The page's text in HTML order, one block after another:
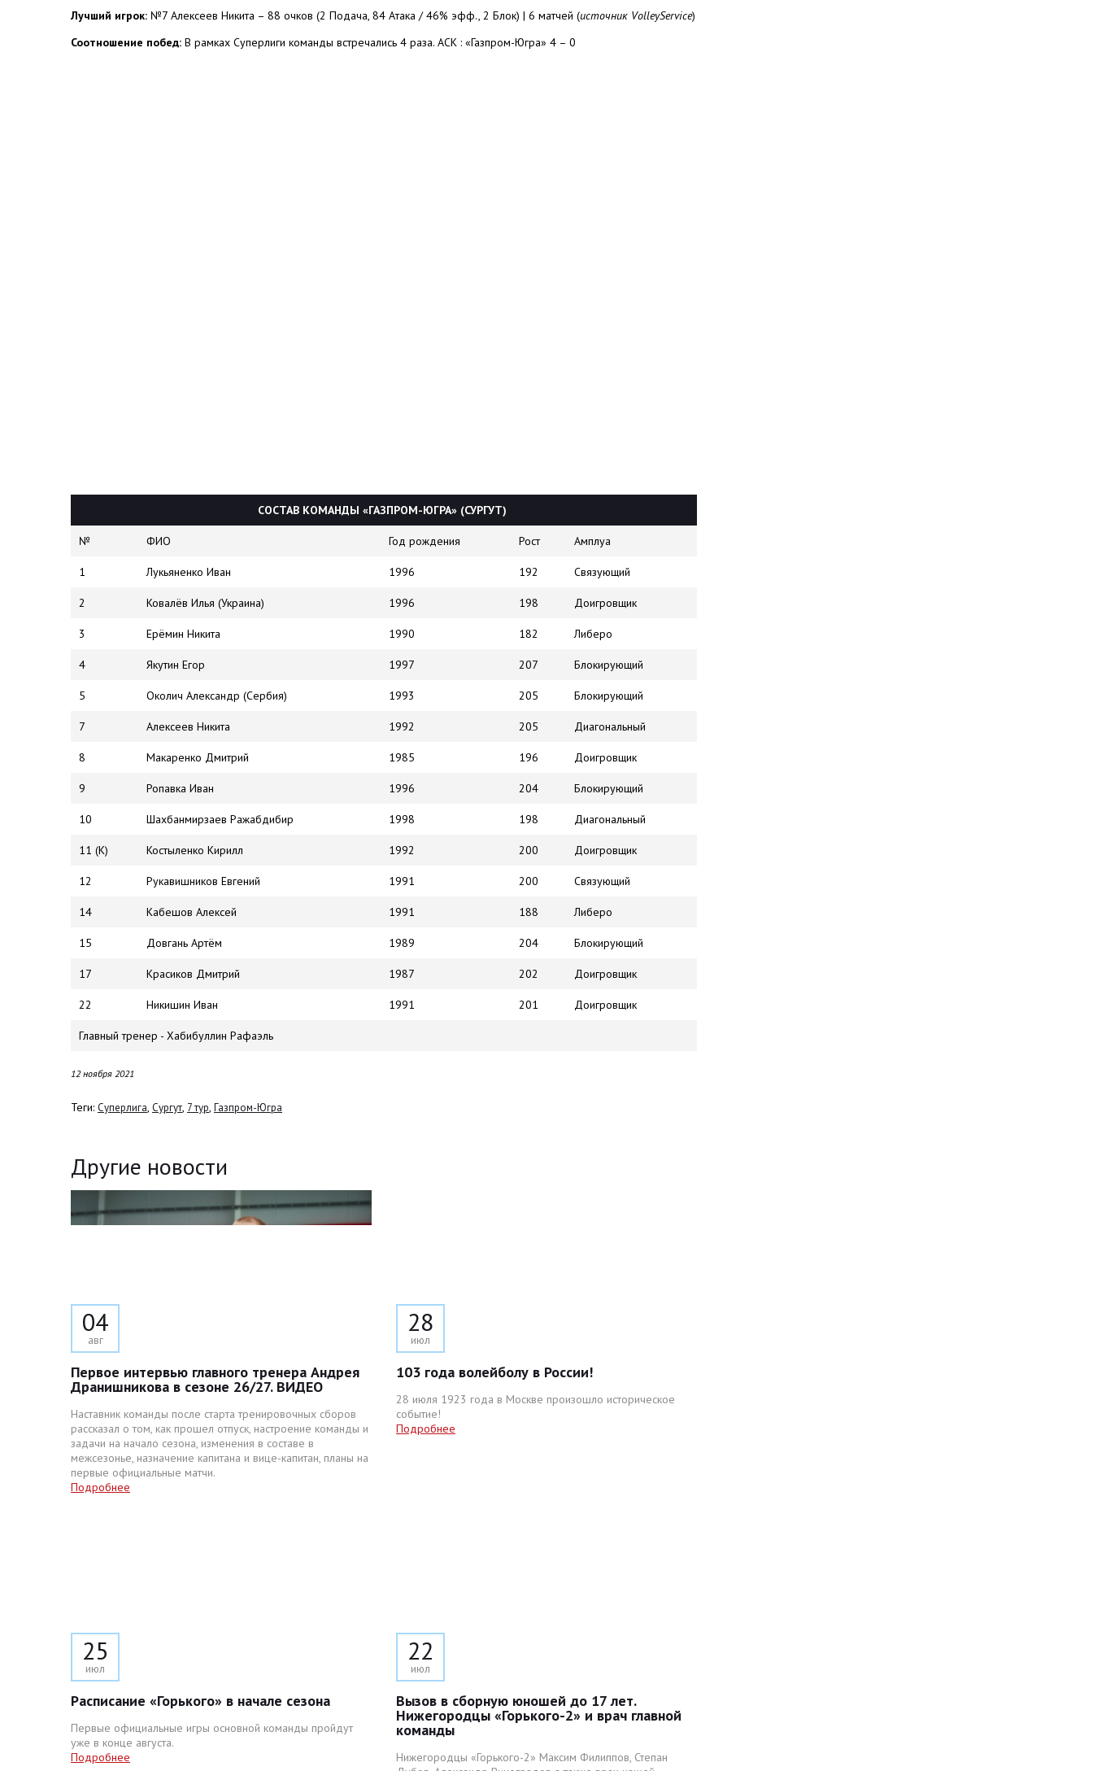
Лучший игрок: №7 Алексеев Никита – 88 очков (2 Подача, 84 Атака / 46% эфф., 2 Блок) | 6 матчей (источник VolleyService)
Соотношение побед: В рамках Суперлиги команды встречались 4 раза. АСК : «Газпром-Югра» 4 – 0
СОСТАВ КОМАНДЫ «ГАЗПРОМ-ЮГРА» (СУРГУТ)
№ ФИО Год рождения Рост Амплуа
1 Лукьяненко Иван 1996 192 Связующий
2 Ковалёв Илья (Украина) 1996 198 Доигровщик
3 Ерёмин Никита 1990 182 Либеро
4 Якутин Егор 1997 207 Блокирующий
5 Околич Александр (Сербия) 1993 205 Блокирующий
7 Алексеев Никита 1992 205 Диагональный
8 Макаренко Дмитрий 1985 196 Доигровщик
9 Ропавка Иван 1996 204 Блокирующий
10 Шахбанмирзаев Ражабдибир 1998 198 Диагональный
11 (К) Костыленко Кирилл 1992 200 Доигровщик
12 Рукавишников Евгений 1991 200 Связующий
14 Кабешов Алексей 1991 188 Либеро
15 Довгань Артём 1989 204 Блокирующий
17 Красиков Дмитрий 1987 202 Доигровщик
22 Никишин Иван 1991 201 Доигровщик
Главный тренер - Хабибуллин Рафаэль
12 ноября 2021
Теги: Суперлига, Сургут, 7 тур, Газпром-Югра
Другие новости
04
авг
Первое интервью главного тренера Андрея
Дранишникова в сезоне 26/27. ВИДЕО
Наставник команды после старта тренировочных сборов
рассказал о том, как прошел отпуск, настроение команды и
задачи на начало сезона, изменения в составе в
межсезонье, назначение капитана и вице-капитан, планы на
первые официальные матчи.
Подробнее
28
июл
103 года волейболу в России!
28 июля 1923 года в Москве произошло историческое
событие!
Подробнее
25
июл
Расписание «Горького» в начале сезона
Первые официальные игры основной команды пройдут
уже в конце августа.
Подробнее
22
июл
Вызов в сборную юношей до 17 лет.
Нижегородцы «Горького-2» и врач главной
команды
Нижегородцы «Горького-2» Максим Филиппов, Степан